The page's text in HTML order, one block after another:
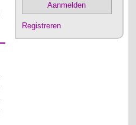
Aanmelden
Registreren